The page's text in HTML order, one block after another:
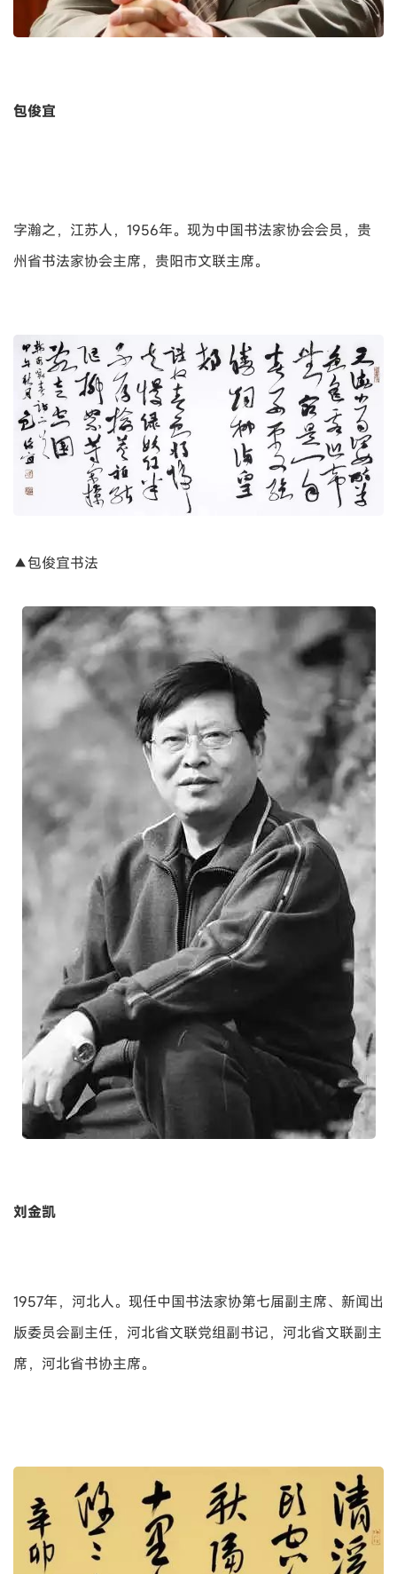
包俊宜
字瀚之，江苏人，1956年。现为中国书法家协会会员，贵
州省书法家协会主席，贵阳市文联主席。
▲包俊宜书法
刘金凯
1957年，河北人。现任中国书法家协第七届副主席、新闻出
版委员会副主任，河北省文联党组副书记，河北省文联副主
席，河北省书协主席。